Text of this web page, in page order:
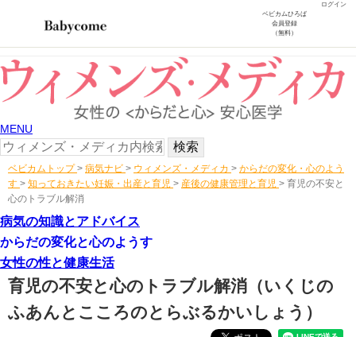
ログイン
ベビカムひろば
会員登録
（無料）
MENU
ベビカムトップ > 病気ナビ > ウィメンズ・メディカ > からだの変化・心のよう
す > 知っておきたい妊娠・出産と育児 > 産後の健康管理と育児 > 育児の不安と
心のトラブル解消
病気の知識とアドバイス
からだの変化と心のようす
女性の性と健康生活
育児の不安と心のトラブル解消 （いくじの
ふあんとこころのとらぶるかいしょう）